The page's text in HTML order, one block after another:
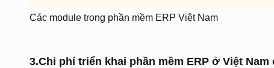
Các module trong phần mềm ERP Việt Nam
3.Chi phí triển khai phần mềm ERP ở Việt Nam